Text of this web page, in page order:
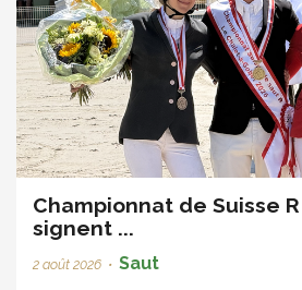
Championnat de Suisse
signent ...
2 août 2026 • Saut